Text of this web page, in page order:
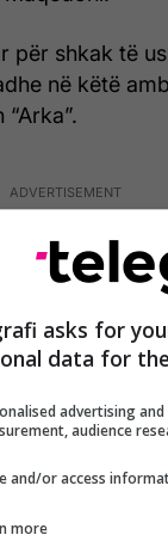
për shkak të
në këtë
asks for
data for
advertising
audience
and/or access
more